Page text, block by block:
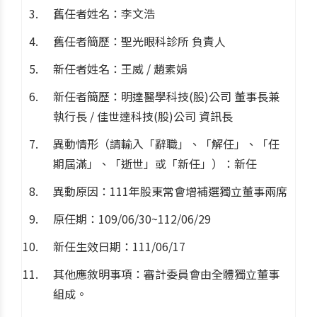
舊任者姓名：李文浩
舊任者簡歷：聖光眼科診所 負責人
新任者姓名：王威 / 趙素娟
新任者簡歷：明達醫學科技(股)公司 董事長兼
執行長 / 佳世達科技(股)公司 資訊長
異動情形（請輸入「辭職」、「解任」、「任
期屆滿」、「逝世」或「新任」）：新任
異動原因：111年股東常會增補選獨立董事兩席
原任期：109/06/30~112/06/29
新任生效日期：111/06/17
其他應敘明事項：審計委員會由全體獨立董事
組成。